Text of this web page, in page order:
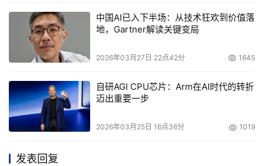
10分（满分10分）设备与电脑的连接速度
中国AI已入下半场：从技术狂欢到价值落
地，Gartner解读关键变局
2026年03月27日 22点42分 1645
自研AGI CPU芯片：Arm在AI时代的转折
迈出重要一步
2026年03月25日 16点36分 1019
发表回复